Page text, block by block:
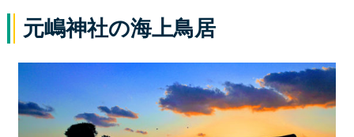
プ
元嶋神社の海上鳥居